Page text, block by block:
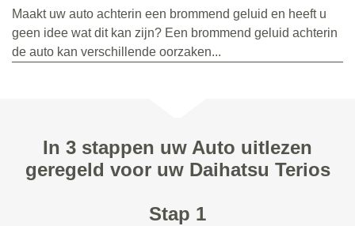
Maakt uw auto achterin een brommend geluid en heeft u
geen idee wat dit kan zijn? Een brommend geluid achterin
de auto kan verschillende oorzaken...
In 3 stappen uw Auto uitlezen
geregeld voor uw Daihatsu Terios
Stap 1